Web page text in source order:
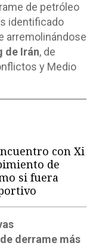
de petróleo
identificado
arremolinándose
de Irán, de
y Medio
con Xi
de
si fuera
derrame más